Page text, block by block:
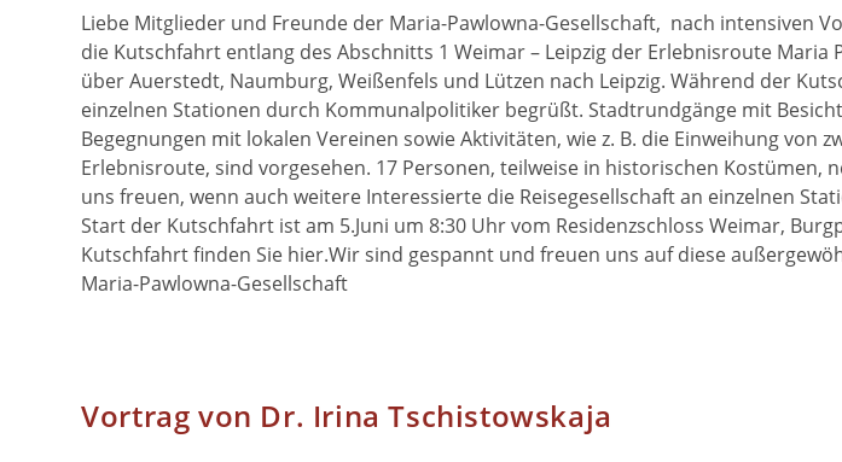
Liebe Mitglieder und Freunde der Maria-Pawlowna-Gesellschaft, nach intensiven
die Kutschfahrt entlang des Abschnitts 1 Weimar – Leipzig der Erlebnisroute Maria
über Auerstedt, Naumburg, Weißenfels und Lützen nach Leipzig. Während der
einzelnen Stationen durch Kommunalpolitiker begrüßt. Stadtrundgänge mit
Begegnungen mit lokalen Vereinen sowie Aktivitäten, wie z. B. die Einweihung von
Erlebnisroute, sind vorgesehen. 17 Personen, teilweise in historischen Kostümen,
uns freuen, wenn auch weitere Interessierte die Reisegesellschaft an einzelnen
Start der Kutschfahrt ist am 5.Juni um 8:30 Uhr vom Residenzschloss Weimar,
Kutschfahrt finden Sie hier.Wir sind gespannt und freuen uns auf diese
Maria-Pawlowna-Gesellschaft
Vortrag von Dr. Irina Tschistowskaja